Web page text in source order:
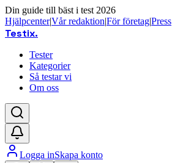
Din guide till bäst i test 2026
Hjälpcenter|Vår redaktion|För företag|Press
Testix.
Tester
Kategorier
Så testar vi
Om oss
Logga inSkapa konto